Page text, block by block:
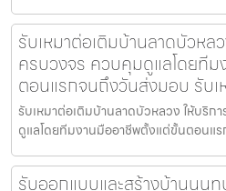
รับเหมาต่อเติมบ้านลาดบัวหล
ครบวงจร ควบคุมดูแลโดยที
ตอนแรกจนถึงวันส่งมอบ รับเ
รับเหมาต่อเติมบ้านลาดบัวหลวง ให้บริ
ดูแลโดยทีมงานมืออาชีพตั้งแต่ขั้นตอนแ
รับออกแบบและสร้างบ้านนน